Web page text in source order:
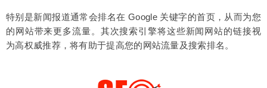
特别是新闻报道通常会排名在 Google 关键字的首页，从而为您
的网站带来更多流量。其次搜索引擎将这些新闻网站的链接视
为高权威推荐，将有助于提高您的网站流量及搜索排名。